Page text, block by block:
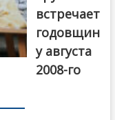
встречает
годовщин
у августа
2008-го